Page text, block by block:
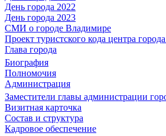
День города 2022
День города 2023
СМИ о городе Владимире
Проект туристского кода центра
Глава города
Биография
Полномочия
Администрация
Заместители главы администрации
Визитная карточка
Состав и структура
Кадровое обеспечение